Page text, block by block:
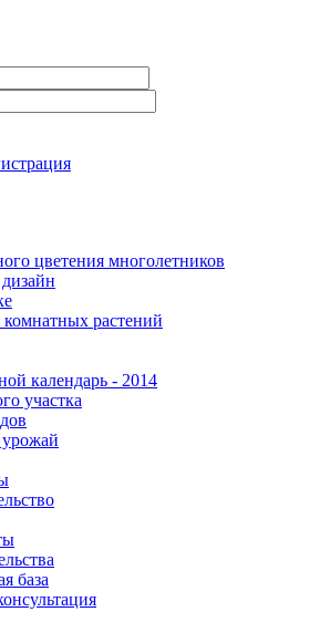
цветения многолетников
растений
календарь - 2014
участка
база